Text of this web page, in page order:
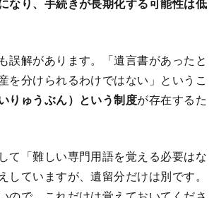
誤解があります。「遺言書があったと
を分けられるわけではない」というこ
りゅうぶん）という制度が存在するた
て「難しい専門用語を覚える必要はな
していますが、遺留分だけは別です。